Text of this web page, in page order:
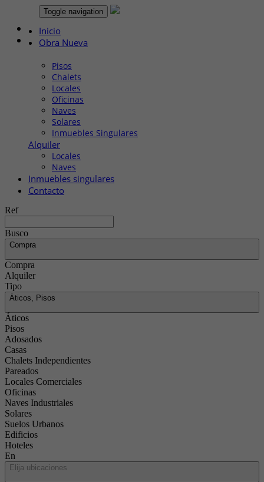
Toggle navigation
Inicio
Obra Nueva
Pisos
Chalets
Locales
Oficinas
Naves
Solares
Inmuebles Singulares
Alquiler
Locales
Naves
Inmuebles singulares
Contacto
Ref
Busco
Compra
Compra
Alquiler
Tipo
Áticos, Pisos
Áticos
Pisos
Adosados
Casas
Chalets Independientes
Pareados
Locales Comerciales
Oficinas
Naves Industriales
Solares
Suelos Urbanos
Edificios
Hoteles
En
Elija ubicaciones